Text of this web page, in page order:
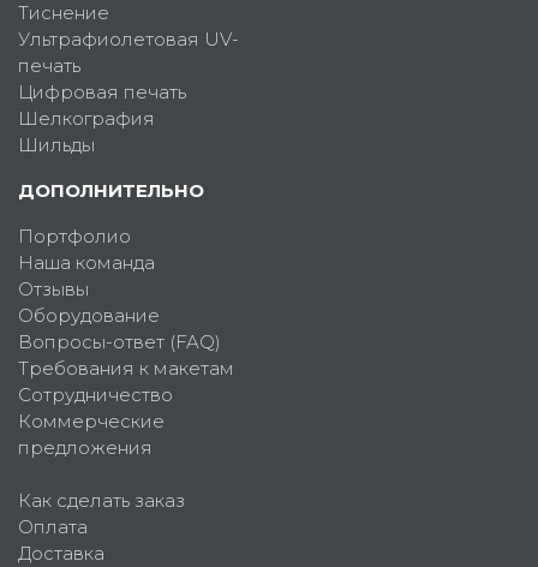
Тиснение
Ультрафиолетовая UV-
печать
Цифровая печать
Шелкография
Шильды
ДОПОЛНИТЕЛЬНО
Портфолио
Наша команда
Отзывы
Оборудование
Вопросы-ответ (FAQ)
Требования к макетам
Сотрудничество
Коммерческие
предложения
Как сделать заказ
Оплата
Доставка